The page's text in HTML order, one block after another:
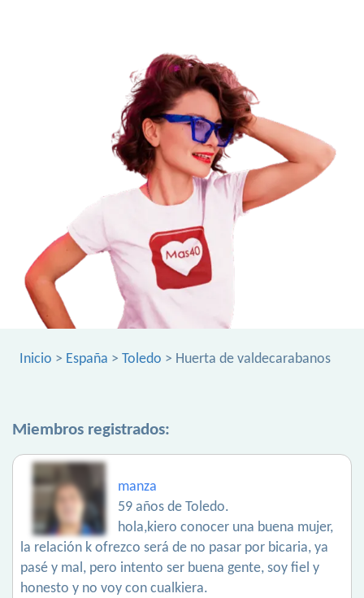
Inicio > España > Toledo > Huerta de valdecarabanos
Miembros registrados:
manza
59 años de Toledo.
hola,kiero conocer una buena mujer,
la relación k ofrezco será de no pasar por bicaria, ya
pasé y mal, pero intento ser buena gente, soy fiel y
honesto y no voy con cualkiera.